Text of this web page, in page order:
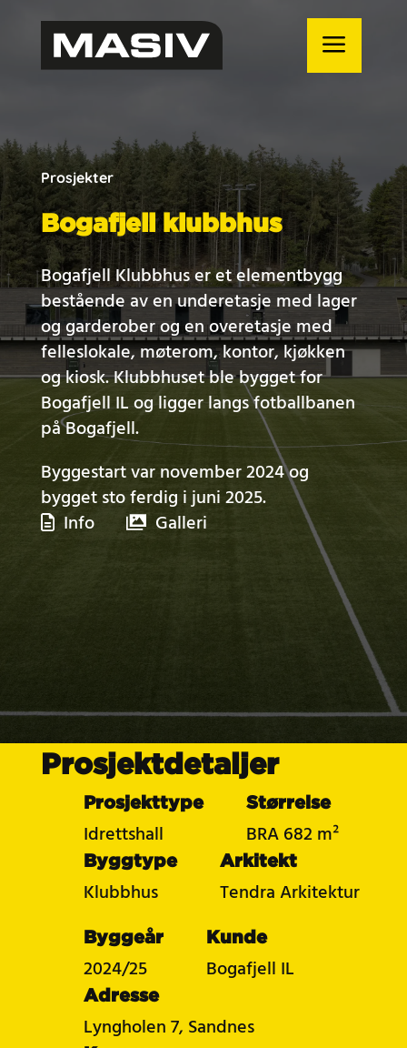
Prosjekter
Bogafjell klubbhus
Bogafjell Klubbhus er et elementbygg
bestående av en underetasje med lager
og garderober og en overetasje med
felleslokale, møterom, kontor, kjøkken
og kiosk. Klubbhuset ble bygget for
Bogafjell IL og ligger langs fotballbanen
på Bogafjell.
Byggestart var november 2024 og
bygget sto ferdig i juni 2025.
Info
Galleri
Prosjektdetaljer
Prosjekttype
Idrettshall
Størrelse
BRA 682 m²
Byggtype
Klubbhus
Arkitekt
Tendra Arkitektur
Byggeår
2024/25
Kunde
Bogafjell IL
Adresse
Lyngholen 7, Sandnes